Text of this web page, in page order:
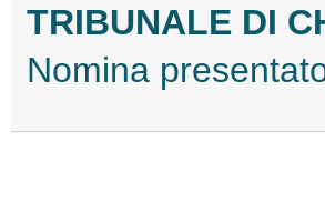
TRIBUNALE DI
Nomina